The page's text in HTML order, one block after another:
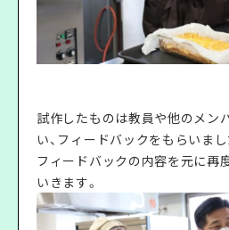
試作したものは教員や他のメン
い、フィードバックをもらいまし
フィードバックの内容を元に再
いきます。